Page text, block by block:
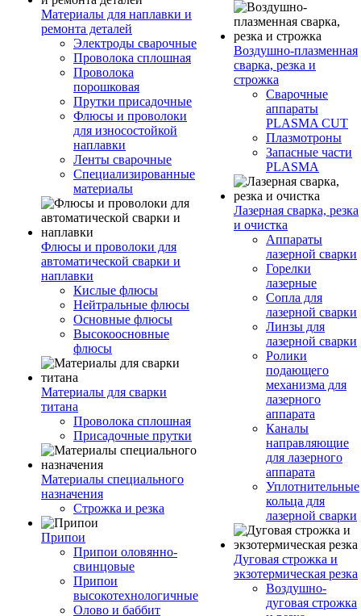
Материалы для наплавки и
ремонта деталей
Электроды сварочные
Проволока сплошная
Проволока
порошковая
Прутки присадочные
Флюсы и проволоки
для износостойкой
наплавки
Ленты сварочные
Специализированные
материалы
Флюсы и проволоки для
автоматической сварки и
наплавки
Кислые флюсы
Нейтральные флюсы
Основные флюсы
Высокоосновные
флюсы
Материалы для сварки
титана
Проволока сплошная
Присадочные прутки
Материалы специального
назначения
Строжка и резка
Припои
Припои оловянно-
свинцовые
Припои
высокотехнологичные
Олово и баббит
Воздушно-плазменная
сварка, резка и
строжка
Сварочные
аппараты
PLASMA CUT
Плазмотроны
Запасные части
PLASMA
Лазерная сварка, резка
и очистка
Аппараты
лазерной сварки
Горелки
лазерные
Сопла для
лазерной сварки
Линзы для
лазерной сварки
Ролики
подающего
механизма для
лазерного
аппарата
Каналы
направляющие
для лазерного
аппарата
Уплотнительные
кольца для
лазерной сварки
Дуговая строжка и
экзотермическая резка
Воздушно-
дуговая строжка